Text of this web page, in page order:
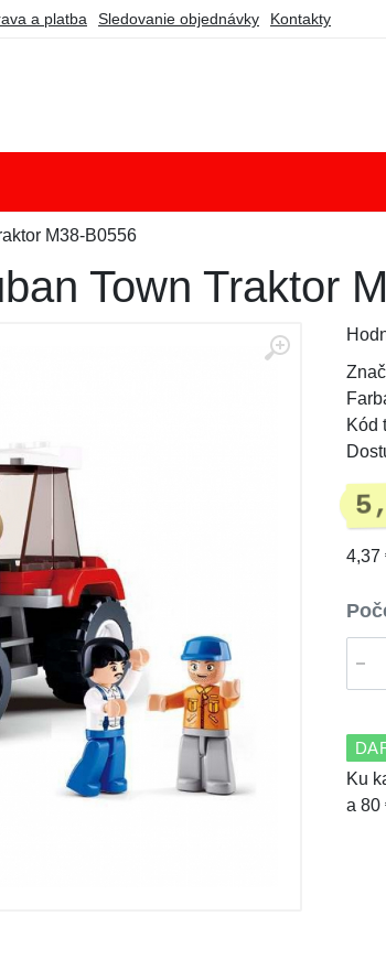
a platba Sledovanie objednávky Kontakty
M38-B0556
Town Traktor
Kód
4,37
Ku
a 80